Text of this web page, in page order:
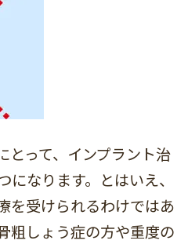
とって、インプラント治
なります。とはいえ、
を受けられるわけではあ
粗しょう症の方や重度の